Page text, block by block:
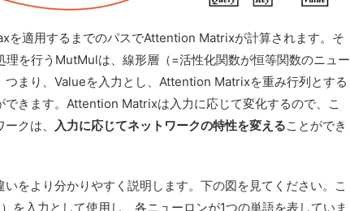
を適用するまでのパスでAttention Matrixが計算されます。そ
を行うMutMulは、線形層（=活性化関数が恒等関数のニュー
つまり、Valueを入力とし、Attention Matrixを重み行列とする
きます。Attention Matrixは入力に応じて変化するので、こ
クは、 入力に応じてネットワークの特性を変えることができ
をより分かりやすく説明します。下の図を見てください。こ
を入力として使用し、各ニューロンが1つの単語を表していま